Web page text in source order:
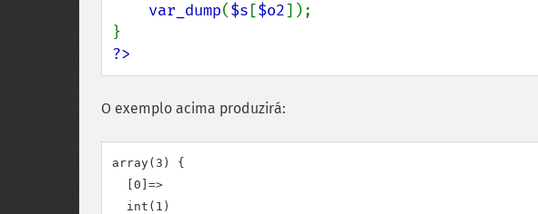
var_dump($s [$o2]);
?>
O exemplo acima produzirá:
array(3) {
  [0]=>
  int(1)